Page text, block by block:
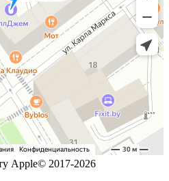
Apple© 2017-2026